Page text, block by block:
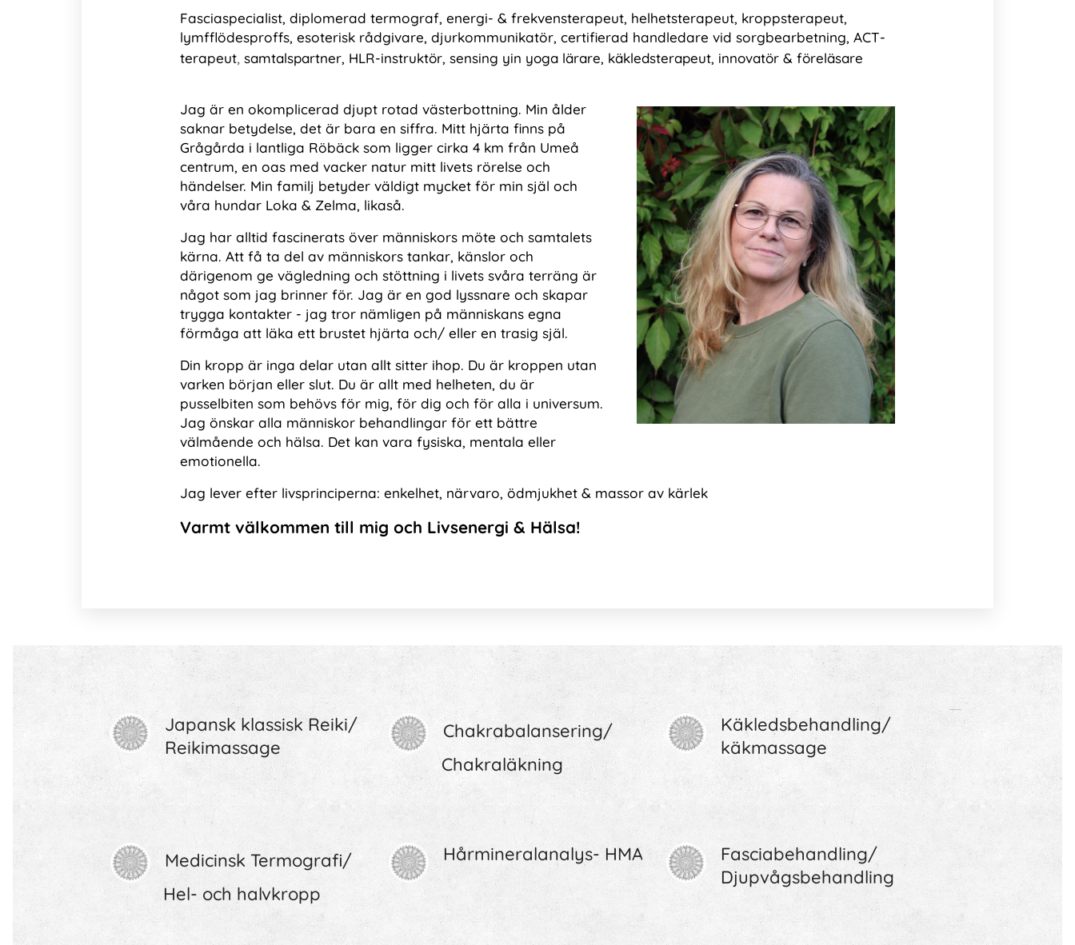
Fasciaspecialist, diplomerad termograf, energi- & frekvensterapeut, helhetsterapeut, kroppsterapeut,
lymfflödesproffs, esoterisk rådgivare, djurkommunikatör, certifierad handledare vid sorgbearbetning, ACT-
terapeut, samtalspartner, HLR-instruktör, sensing yin yoga lärare, käkledsterapeut, innovatör & föreläsare
Jag är en okomplicerad djupt rotad västerbottning. Min ålder
saknar betydelse, det är bara en siffra. Mitt hjärta finns på
Grågårda i lantliga Röbäck som ligger cirka 4 km från Umeå
centrum, en oas med vacker natur mitt livets rörelse och
händelser. Min familj betyder väldigt mycket för min själ och
våra hundar Loka & Zelma, likaså.
Jag har alltid fascinerats över människors möte och samtalets
kärna. Att få ta del av människors tankar, känslor och
därigenom ge vägledning och stöttning i livets svåra terräng är
något som jag brinner för. Jag är en god lyssnare och skapar
trygga kontakter - jag tror nämligen på människans egna
förmåga att läka ett brustet hjärta och/ eller en trasig själ.
Din kropp är inga delar utan allt sitter ihop. Du är kroppen utan
varken början eller slut. Du är allt med helheten, du är
pusselbiten som behövs för mig, för dig och för alla i universum.
Jag önskar alla människor behandlingar för ett bättre
välmående och hälsa. Det kan vara fysiska, mentala eller
emotionella.
Jag lever efter livsprinciperna: enkelhet, närvaro, ödmjukhet & massor av kärlek
Varmt välkommen till mig och Livsenergi & Hälsa!
Japansk klassisk Reiki/
Reikimassage
Chakrabalansering/
Chakraläkning
Käkledsbehandling/
käkmassage
Medicinsk Termografi/
Hel- och halvkropp
Hårmineralanalys- HMA
Fasciabehandling/
Djupvågsbehandling